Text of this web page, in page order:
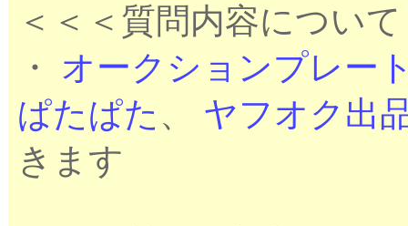
＜＜＜質問内容につい
・ オークションプレー
ぱたぱた 、 ヤフオク出
きます